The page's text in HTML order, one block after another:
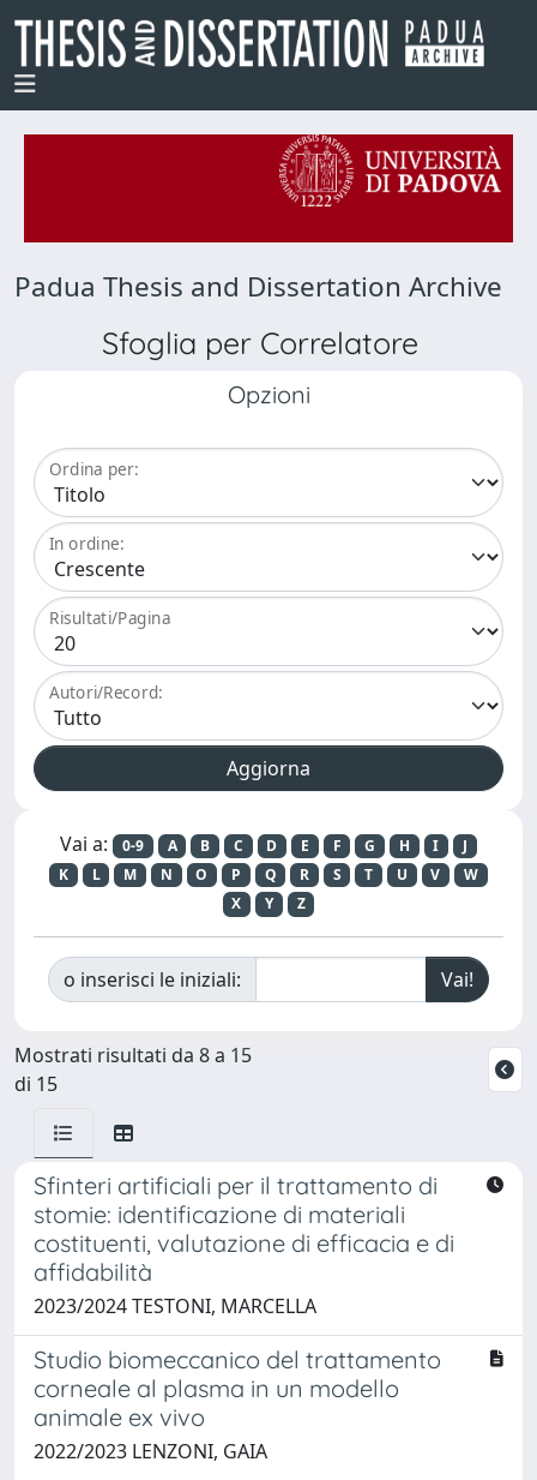
Padua Thesis and Dissertation Archive
Sfoglia per Correlatore
Opzioni
Ordina per:
In ordine:
Risultati/Pagina
Autori/Record:
Vai a: 0-9 A B C D E F G H I
J
K
L M N O P Q R S T U V
W
X
Y Z
o inserisci le iniziali:
Mostrati risultati da 8 a 15
di 15
Sfinteri artificiali per il trattamento di
stomie: identificazione di materiali
costituenti, valutazione di efficacia e di
affidabilità
2023/2024 TESTONI, MARCELLA
Studio biomeccanico del trattamento
corneale al plasma in un modello
animale ex vivo
2022/2023 LENZONI, GAIA